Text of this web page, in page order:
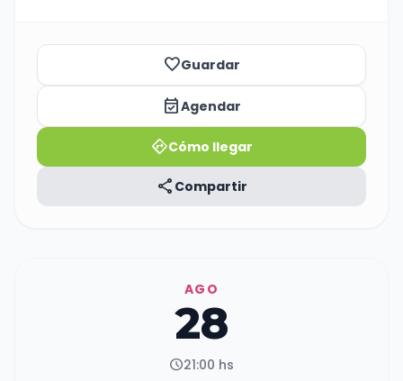
favorite_borderGuardar
event_availableAgendar
directionsCómo llegar
share Compartir
AGO
28
schedule21:00 hs